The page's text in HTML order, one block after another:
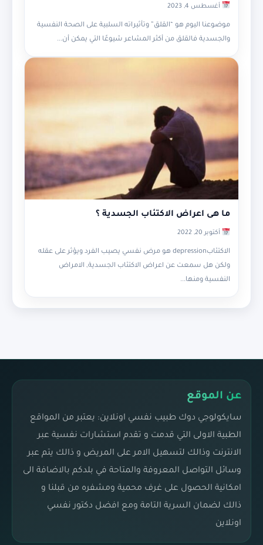
أغسطس 4, 2023
موضوعنا اليوم هو “القلق” وتأثيراته السلبية على الصحة النفسية
والجسدية فالقلق من أكثر المشاعر شيوعًا التي يمكن أن...
ما هى اعراض الاكتئاب الجسدية ؟
أكتوبر 20, 2022
الاكتئابdepression هو مرض نفسي يصيب الفرد ويؤثر على عقله
ولكن هل سمعت عن اعراض الاكتئاب الجسدية, الامراض
النفسية ومنها...
عن الموقع
سايكولوجي دوك طبيب نفسي اونلاين: يعتبر من المواقع
الطبية الاولى التي قدمت و تقدم استشارات نفسية عبر
الانترنت وذالك لتسهيل الامر على المريض و ذالك يتم عبر
وسائل التواصل المعروفة والمتاحة في بلدكم بالاضافة الى
امكانية الحصول على غرف محمية ومشفره من قبلنا و
ذالك لضمان السرية التامة ومع افضل دكتور نفسي
اونلاين